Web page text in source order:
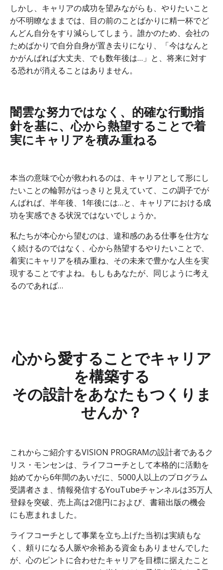
しかし、キャリアの成功を望みながらも、やりたいこと
が不明瞭なままでは、目の前のことばかりに精一杯でど
んどん自分をすり減らしてしまう。誰かのため、会社の
ためばかりで自分自身が置き去りになり、「今はなんと
かがんばれば大丈夫、でも数年後は…」と、将来に対す
る恐れが消えることはありません。
闇雲な努力ではなく、的確な行動指
針を基に、心から熱望することで着
実にキャリアを積み重ねる
本当の意味で心が救われるのは、キャリアとして形にし
たいことの輪郭がはっきりと見えていて、この調子でが
んばれば、半年後、1年後には…と、キャリアにおける成
功を実感できる状況ではないでしょうか。
私たちが本心から望むのは、違和感のある仕事を仕方な
く続けるのではなく、心から熱望するやりたいことで、
着実にキャリアを積み重ね、その未来で豊かな人生を実
現することですよね。もしもあなたが、同じように考え
るのであれば…
心から愛することでキャリア
を構築する
その設計をあなたもつくりま
せんか？
これからご紹介するVISION PROGRAMの設計者であるク
リス・モンセンは、ライフコーチとして本格的に活動を
始めてから6年間のあいだに、5000人以上のプログラム
受講者さま、情報発信するYouTubeチャンネルは35万人
登録を突破、売上高は2億円におよび、書籍出版の機会
にも恵まれました。
ライフコーチとして事業を立ち上げた当初は実績もな
く、頼りになる人脈や余裕ある資金もありませんでした
が、心のピントに合わせたキャリアを目標に据えたこと